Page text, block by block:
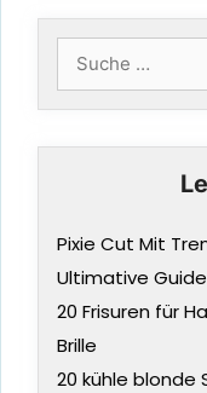
Suche
nach:
Pixie Cut Mit
Ultimative Guide
20 Frisuren für
Brille
20 kühle blonde